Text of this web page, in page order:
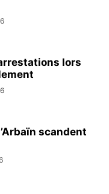
lors
scandent